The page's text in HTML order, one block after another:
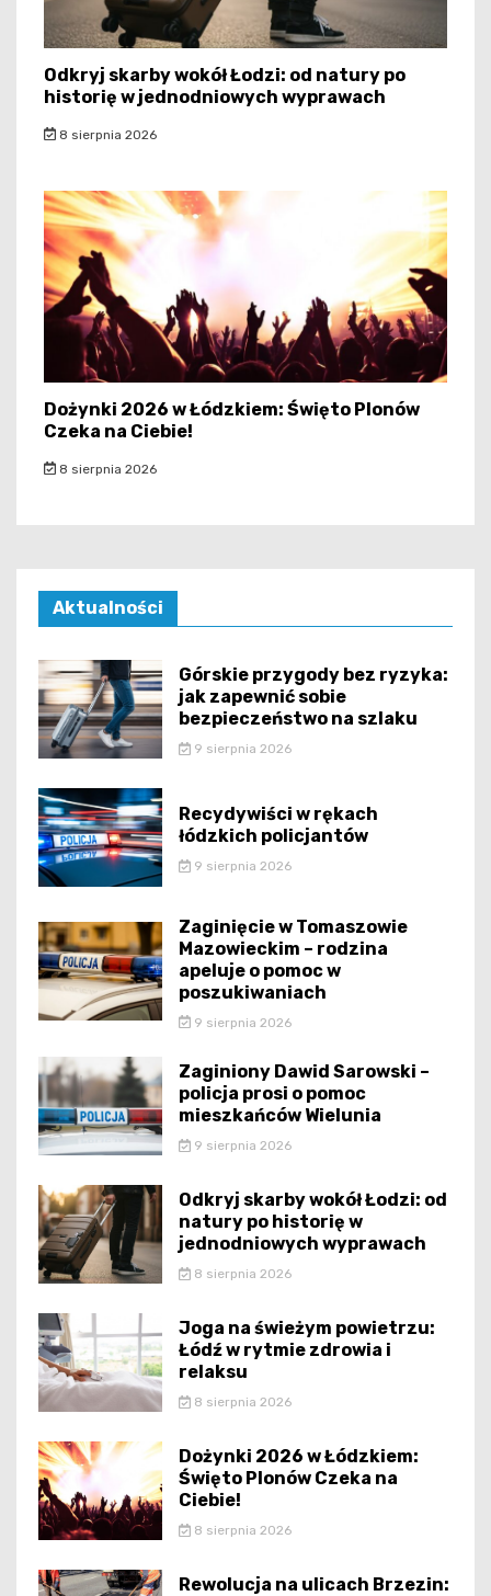
Odkryj skarby wokół Łodzi: od natury po
historię w jednodniowych wyprawach
8 sierpnia 2026
Dożynki 2026 w Łódzkiem: Święto Plonów
Czeka na Ciebie!
8 sierpnia 2026
Aktualności
Górskie przygody bez ryzyka:
jak zapewnić sobie
bezpieczeństwo na szlaku
9 sierpnia 2026
Recydywiści w rękach
łódzkich policjantów
9 sierpnia 2026
Zaginięcie w Tomaszowie
Mazowieckim – rodzina
apeluje o pomoc w
poszukiwaniach
9 sierpnia 2026
Zaginiony Dawid Sarowski –
policja prosi o pomoc
mieszkańców Wielunia
9 sierpnia 2026
Odkryj skarby wokół Łodzi: od
natury po historię w
jednodniowych wyprawach
8 sierpnia 2026
Joga na świeżym powietrzu:
Łódź w rytmie zdrowia i
relaksu
8 sierpnia 2026
Dożynki 2026 w Łódzkiem:
Święto Plonów Czeka na
Ciebie!
8 sierpnia 2026
Rewolucja na ulicach Brzezin: